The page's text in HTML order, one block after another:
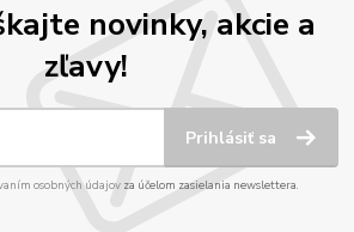
novinky, akcie a
zľavy!
Prihlásiť sa
osobných údajov za účelom zasielania newslettera.